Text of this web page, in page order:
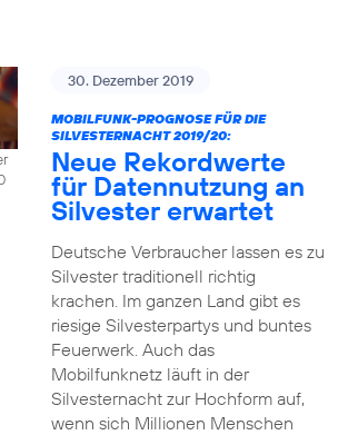
30. Dezember 2019
MOBILFUNK-PROGNOSE FÜR DIE
SILVESTERNACHT 2019/20:
Neue Rekordwerte
für Datennutzung an
Silvester erwartet
Deutsche Verbraucher lassen es zu
Silvester traditionell richtig
krachen. Im ganzen Land gibt es
riesige Silvesterpartys und buntes
Feuerwerk. Auch das
Mobilfunknetz läuft in der
Silvesternacht zur Hochform auf,
wenn sich Millionen Menschen